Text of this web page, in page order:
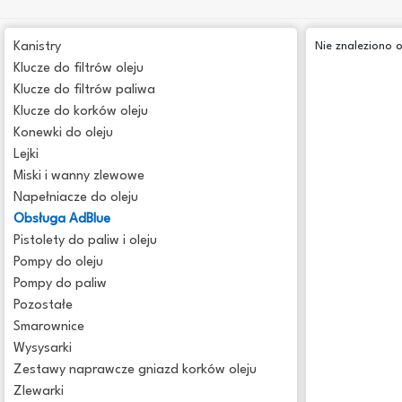
Kanistry
Klucze do filtrów oleju
Klucze do filtrów paliwa
Klucze do korków oleju
Konewki do oleju
Lejki
Miski i wanny zlewowe
Napełniacze do oleju
Obsługa AdBlue
Pistolety do paliw i oleju
Pompy do oleju
Pompy do paliw
Pozostałe
Smarownice
Wysysarki
Zestawy naprawcze gniazd korków oleju
Zlewarki
Nie znaleziono